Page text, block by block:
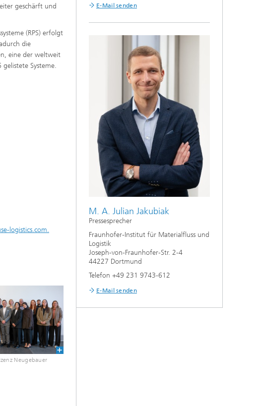
geschärft und
(RPS) erfolgt
die
eine der weltweit
Systeme.
logistics.com.
Neugebauer
E-Mail senden
M. A. Julian Jakubiak
Pressesprecher
Fraunhofer-Institut für Materialfluss und
Logistik
Joseph-von-Fraunhofer-Str. 2-4
44227 Dortmund
Telefon +49 231 9743-612
E-Mail senden